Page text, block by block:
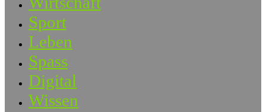
Sport
Leben
Spass
Digital
Wissen